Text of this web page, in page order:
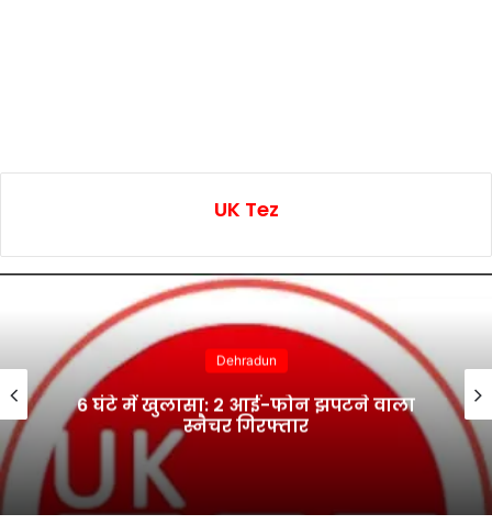
UK Tez
Dehradun
6 घंटे में खुलासा: 2 आई-फोन झपटने वाला
स्नैचर गिरफ्तार